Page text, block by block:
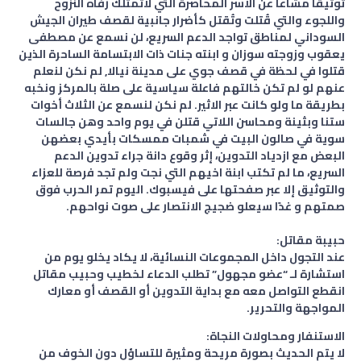
واللجوء والتي قُتلت وتُقتل كأضرار جانبية لقصف طيران الجيش
السوداني لمناطق تواجد الدعم السريع، لن نسمع عن مصطفى
يعقوب وزوجته سوزان و ابنته جنات ذات الابتسامة الساحرة الذين
قتلوا في لحظة في قصف جوي على مدينة نيالا, لم نكن لنعلم
عنهم لو لم تكن خالتهم فاعلة سياسية على صلة بالمركز ونخبه
بطريقة ما ولو كانت عبر الاثير. لم نكن لنسمع عن الثلاث أخوات
ستنا وبثينة ومحاسن اللاتي قتلن في يوم واحد وهن جالسات
سوية في صالون البيت في شمبات ممسكات بأيدي بعضهن
البعض مع ازدياد التدوين، إثر وقوع دانة جراء تدوين الدعم
السريع، ما لم تكتب ابنة اخيهم التي نجت ولم تجد فرصة للعزاء
والتوثيق إلا عبر صفحتها على فيسبوك. اليوم تمر الحرب فوق
صمتهم و غدًا سيعلو ضجيج الانتصار على صوت نواحهم.
حبيبة مقاتل:
عند التجول داخل المجموعات النسائية، لا يكاد يخلو يوم من
استشارة لـ “عضو مجهول” تطلب الدعاء لخطيب وحبيب مقاتل
انقطع التواصل معه مع بداية التدوين أو القصف أو معارك
المواجهة والتحرير.
الاستنفار ومحاولات النجاة:
لا يتم الحديث بصورة مريحة ومثيرة للتساؤل دون الخوف من